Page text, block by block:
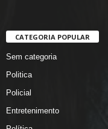
CATEGORIA POPULAR
Sem categoria
Politica
Policial
Entretenimento